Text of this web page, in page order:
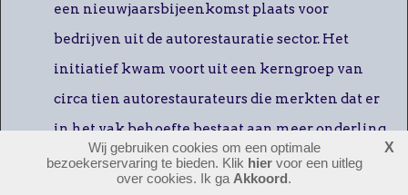
een nieuwjaarsbijeenkomst plaats voor
bedrijven uit de autorestauratie sector. Het
initiatief kwam voort uit een kerngroep van
circa tien autorestaurateurs die merkten dat er
in het vak behoefte bestaat aan meer onderling
contact, kennisuitwisseling en afstemming
Autobeurs “Automechanika” introduceert de
Wij gebruiken cookies om een optimale
bezoekerservaring te bieden. Klik hiervoor een uitleg
over cookies. Ik ga Akkoord.
X